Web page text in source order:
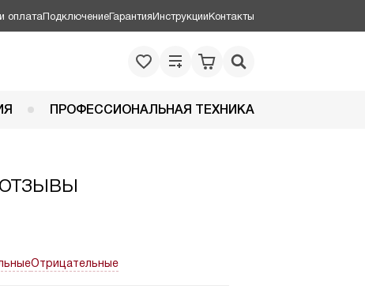
оплатаПодключениеГарантияИнструкцииКонтакты
ПРОФЕССИОНАЛЬНАЯ ТЕХНИКА
Отрицательные